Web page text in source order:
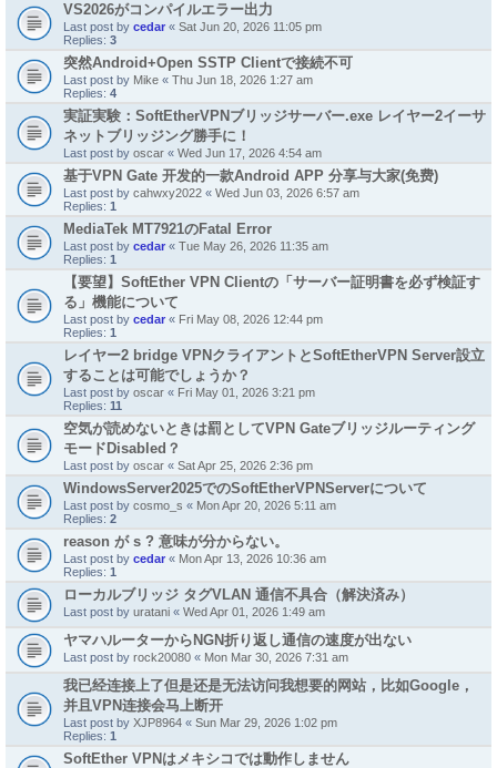
VS2026がコンパイルエラー出力
Last post by cedar « Sat Jun 20, 2026 11:05 pm
Replies: 3
突然Android+Open SSTP Clientで接続不可
Last post by Mike « Thu Jun 18, 2026 1:27 am
Replies: 4
実証実験：SoftEtherVPNブリッジサーバー.exe レイヤー2イーサ
ネットブリッジング勝手に！
Last post by oscar « Wed Jun 17, 2026 4:54 am
基于VPN Gate 开发的一款Android APP 分享与大家(免费)
Last post by cahwxy2022 « Wed Jun 03, 2026 6:57 am
Replies: 1
MediaTek MT7921のFatal Error
Last post by cedar « Tue May 26, 2026 11:35 am
Replies: 1
【要望】SoftEther VPN Clientの「サーバー証明書を必ず検証す
る」機能について
Last post by cedar « Fri May 08, 2026 12:44 pm
Replies: 1
レイヤー2 bridge VPNクライアントとSoftEtherVPN Server設立
することは可能でしょうか？
Last post by oscar « Fri May 01, 2026 3:21 pm
Replies: 11
空気が読めないときは罰としてVPN Gateブリッジルーティング
モードDisabled？
Last post by oscar « Sat Apr 25, 2026 2:36 pm
WindowsServer2025でのSoftEtherVPNServerについて
Last post by cosmo_s « Mon Apr 20, 2026 5:11 am
Replies: 2
reason が s ? 意味が分からない。
Last post by cedar « Mon Apr 13, 2026 10:36 am
Replies: 1
ローカルブリッジ タグVLAN 通信不具合（解決済み）
Last post by uratani « Wed Apr 01, 2026 1:49 am
ヤマハルーターからNGN折り返し通信の速度が出ない
Last post by rock20080 « Mon Mar 30, 2026 7:31 am
我已经连接上了但是还是无法访问我想要的网站，比如Google，
并且VPN连接会马上断开
Last post by XJP8964 « Sun Mar 29, 2026 1:02 pm
Replies: 1
SoftEther VPNはメキシコでは動作しません